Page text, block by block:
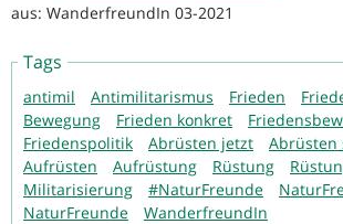
aus: WanderfreundIn 03-2021
Tags
antimil Antimilitarismus Frieden
Bewegung
Frieden konkret
Friedenspolitik
Abrüsten jetzt
Abrüsten
Aufrüsten
Aufrüstung Rüstung
Militarisierung
#NaturFreunde
NaturFreunde
WanderfreundIn